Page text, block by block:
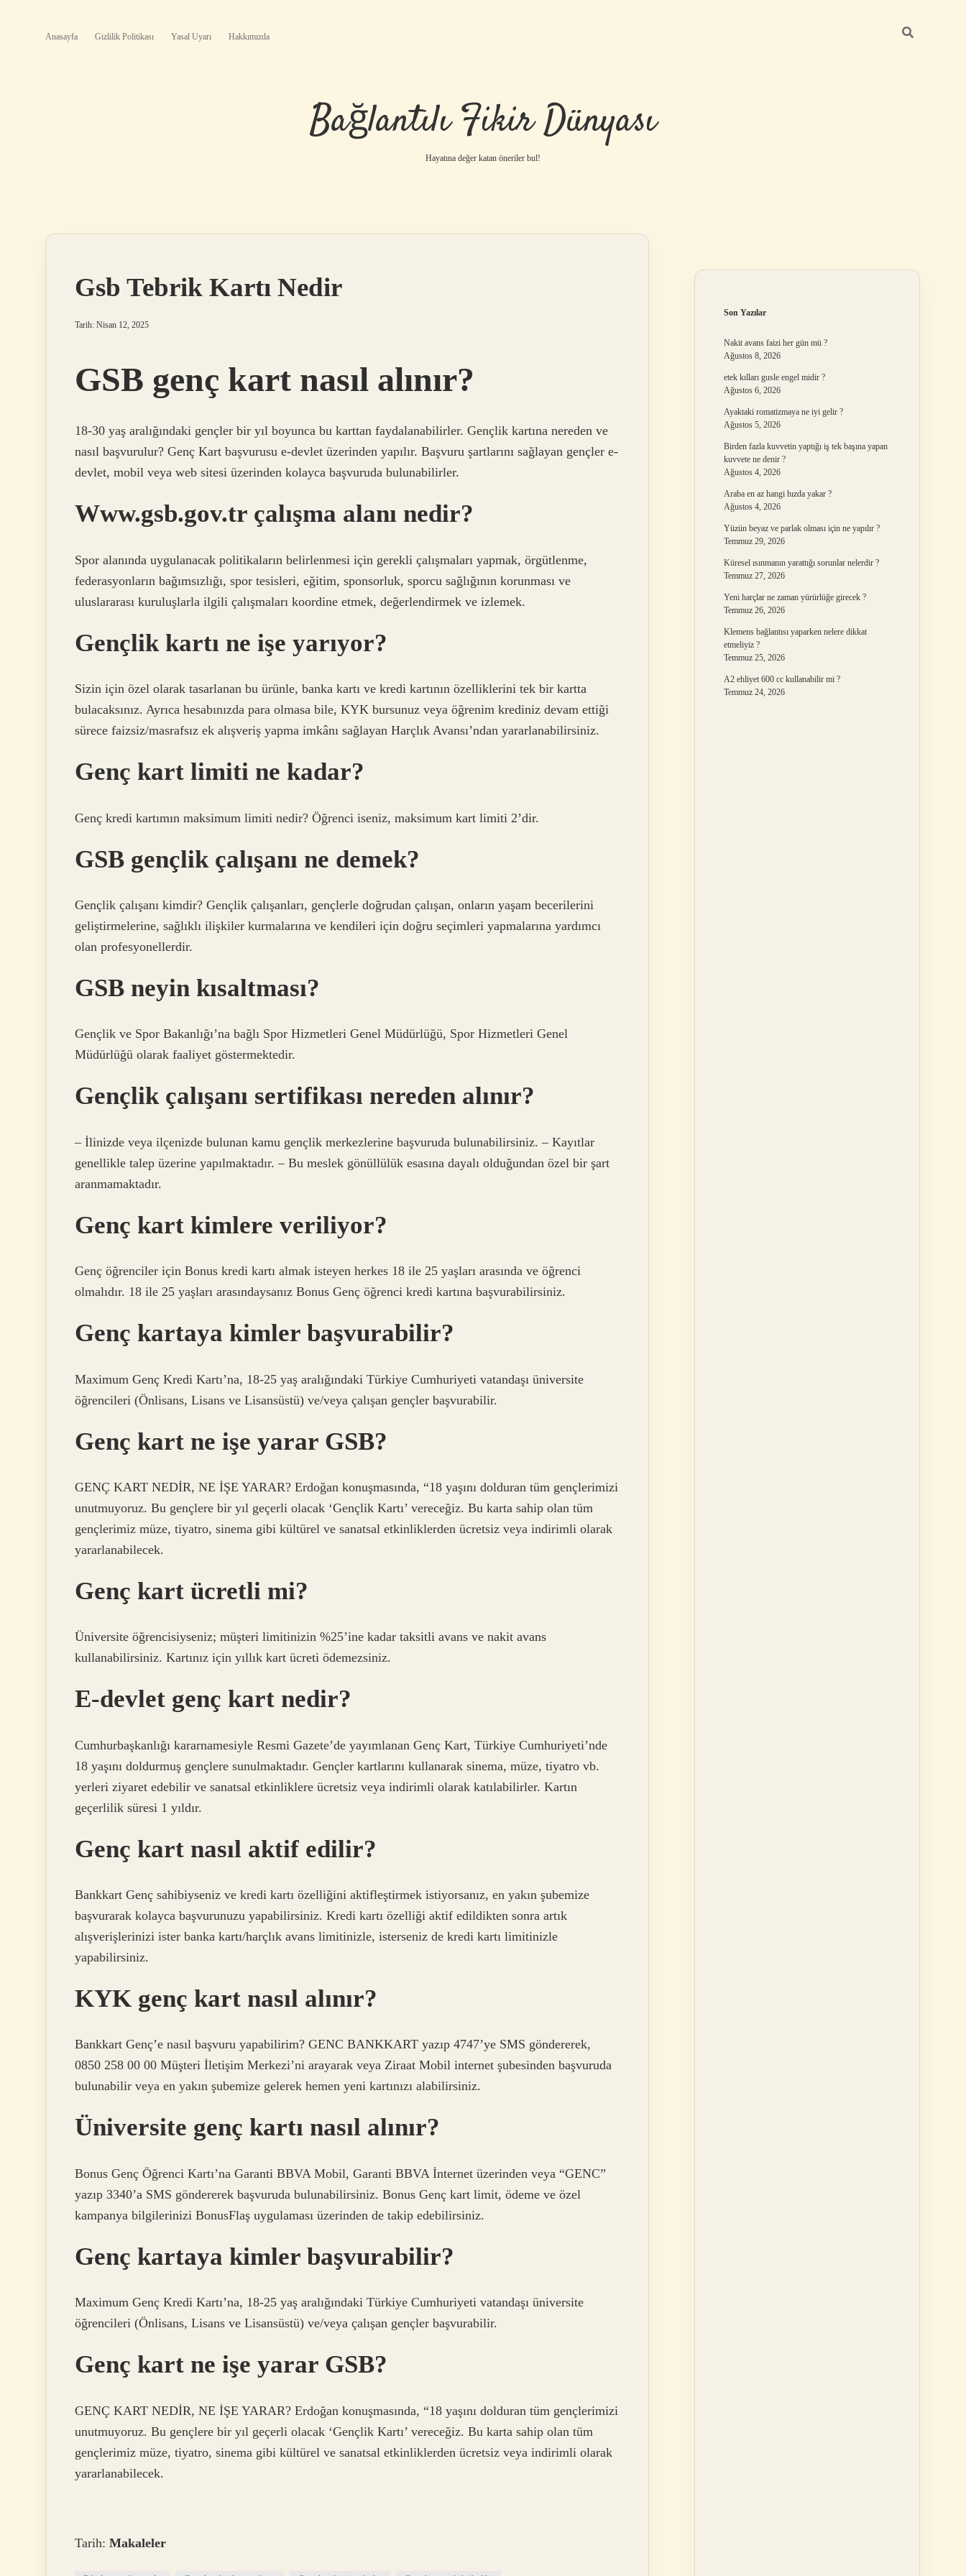
Anasayfa Gizlilik Politikası Yasal Uyarı Hakkımızda
Bağlantılı Fikir Dünyası
Hayatına değer katan öneriler bul!
Gsb Tebrik Kartı Nedir
Tarih: Nisan 12, 2025
GSB genç kart nasıl alınır?
18-30 yaş aralığındaki gençler bir yıl boyunca bu karttan faydalanabilirler. Gençlik kartına nereden ve
nasıl başvurulur? Genç Kart başvurusu e-devlet üzerinden yapılır. Başvuru şartlarını sağlayan gençler e-
devlet, mobil veya web sitesi üzerinden kolayca başvuruda bulunabilirler.
Www.gsb.gov.tr çalışma alanı nedir?
Spor alanında uygulanacak politikaların belirlenmesi için gerekli çalışmaları yapmak, örgütlenme,
federasyonların bağımsızlığı, spor tesisleri, eğitim, sponsorluk, sporcu sağlığının korunması ve
uluslararası kuruluşlarla ilgili çalışmaları koordine etmek, değerlendirmek ve izlemek.
Gençlik kartı ne işe yarıyor?
Sizin için özel olarak tasarlanan bu ürünle, banka kartı ve kredi kartının özelliklerini tek bir kartta
bulacaksınız. Ayrıca hesabınızda para olmasa bile, KYK bursunuz veya öğrenim krediniz devam ettiği
sürece faizsiz/masrafsız ek alışveriş yapma imkânı sağlayan Harçlık Avansı’ndan yararlanabilirsiniz.
Genç kart limiti ne kadar?
Genç kredi kartımın maksimum limiti nedir? Öğrenci iseniz, maksimum kart limiti 2’dir.
GSB gençlik çalışanı ne demek?
Gençlik çalışanı kimdir? Gençlik çalışanları, gençlerle doğrudan çalışan, onların yaşam becerilerini
geliştirmelerine, sağlıklı ilişkiler kurmalarına ve kendileri için doğru seçimleri yapmalarına yardımcı
olan profesyonellerdir.
GSB neyin kısaltması?
Gençlik ve Spor Bakanlığı’na bağlı Spor Hizmetleri Genel Müdürlüğü, Spor Hizmetleri Genel
Müdürlüğü olarak faaliyet göstermektedir.
Gençlik çalışanı sertifikası nereden alınır?
– İlinizde veya ilçenizde bulunan kamu gençlik merkezlerine başvuruda bulunabilirsiniz. – Kayıtlar
genellikle talep üzerine yapılmaktadır. – Bu meslek gönüllülük esasına dayalı olduğundan özel bir şart
aranmamaktadır.
Genç kart kimlere veriliyor?
Genç öğrenciler için Bonus kredi kartı almak isteyen herkes 18 ile 25 yaşları arasında ve öğrenci
olmalıdır. 18 ile 25 yaşları arasındaysanız Bonus Genç öğrenci kredi kartına başvurabilirsiniz.
Genç kartaya kimler başvurabilir?
Maximum Genç Kredi Kartı’na, 18-25 yaş aralığındaki Türkiye Cumhuriyeti vatandaşı üniversite
öğrencileri (Önlisans, Lisans ve Lisansüstü) ve/veya çalışan gençler başvurabilir.
Genç kart ne işe yarar GSB?
GENÇ KART NEDİR, NE İŞE YARAR? Erdoğan konuşmasında, “18 yaşını dolduran tüm gençlerimizi
unutmuyoruz. Bu gençlere bir yıl geçerli olacak ‘Gençlik Kartı’ vereceğiz. Bu karta sahip olan tüm
gençlerimiz müze, tiyatro, sinema gibi kültürel ve sanatsal etkinliklerden ücretsiz veya indirimli olarak
yararlanabilecek.
Genç kart ücretli mi?
Üniversite öğrencisiyseniz; müşteri limitinizin %25’ine kadar taksitli avans ve nakit avans
kullanabilirsiniz. Kartınız için yıllık kart ücreti ödemezsiniz.
E-devlet genç kart nedir?
Cumhurbaşkanlığı kararnamesiyle Resmi Gazete’de yayımlanan Genç Kart, Türkiye Cumhuriyeti’nde
18 yaşını doldurmuş gençlere sunulmaktadır. Gençler kartlarını kullanarak sinema, müze, tiyatro vb.
yerleri ziyaret edebilir ve sanatsal etkinliklere ücretsiz veya indirimli olarak katılabilirler. Kartın
geçerlilik süresi 1 yıldır.
Genç kart nasıl aktif edilir?
Bankkart Genç sahibiyseniz ve kredi kartı özelliğini aktifleştirmek istiyorsanız, en yakın şubemize
başvurarak kolayca başvurunuzu yapabilirsiniz. Kredi kartı özelliği aktif edildikten sonra artık
alışverişlerinizi ister banka kartı/harçlık avans limitinizle, isterseniz de kredi kartı limitinizle
yapabilirsiniz.
KYK genç kart nasıl alınır?
Bankkart Genç’e nasıl başvuru yapabilirim? GENC BANKKART yazıp 4747’ye SMS göndererek,
0850 258 00 00 Müşteri İletişim Merkezi’ni arayarak veya Ziraat Mobil internet şubesinden başvuruda
bulunabilir veya en yakın şubemize gelerek hemen yeni kartınızı alabilirsiniz.
Üniversite genç kartı nasıl alınır?
Bonus Genç Öğrenci Kartı’na Garanti BBVA Mobil, Garanti BBVA İnternet üzerinden veya “GENC”
yazıp 3340’a SMS göndererek başvuruda bulunabilirsiniz. Bonus Genç kart limit, ödeme ve özel
kampanya bilgilerinizi BonusFlaş uygulaması üzerinden de takip edebilirsiniz.
Genç kartaya kimler başvurabilir?
Maximum Genç Kredi Kartı’na, 18-25 yaş aralığındaki Türkiye Cumhuriyeti vatandaşı üniversite
öğrencileri (Önlisans, Lisans ve Lisansüstü) ve/veya çalışan gençler başvurabilir.
Genç kart ne işe yarar GSB?
GENÇ KART NEDİR, NE İŞE YARAR? Erdoğan konuşmasında, “18 yaşını dolduran tüm gençlerimizi
unutmuyoruz. Bu gençlere bir yıl geçerli olacak ‘Gençlik Kartı’ vereceğiz. Bu karta sahip olan tüm
gençlerimiz müze, tiyatro, sinema gibi kültürel ve sanatsal etkinliklerden ücretsiz veya indirimli olarak
yararlanabilecek.
Tarih: Makaleler
Son Yazılar
Nakit avans faizi her gün mü ?
Ağustos 8, 2026
etek kılları gusle engel midir ?
Ağustos 6, 2026
Ayaktaki romatizmaya ne iyi gelir ?
Ağustos 5, 2026
Birden fazla kuvvetin yaptığı iş tek başına yapan
kuvvete ne denir ?
Ağustos 4, 2026
Araba en az hangi hızda yakar ?
Ağustos 4, 2026
Yüzün beyaz ve parlak olması için ne yapılır ?
Temmuz 29, 2026
Küresel ısınmanın yarattığı sorunlar nelerdir ?
Temmuz 27, 2026
Yeni harçlar ne zaman yürürlüğe girecek ?
Temmuz 26, 2026
Klemens bağlantısı yaparken nelere dikkat
etmeliyiz ?
Temmuz 25, 2026
A2 ehliyet 600 cc kullanabilir mi ?
Temmuz 24, 2026